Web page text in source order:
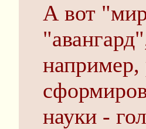
А вот
например,
науки -